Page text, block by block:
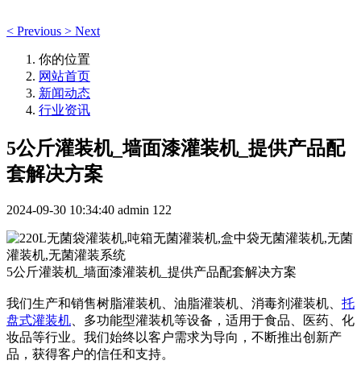
< Previous > Next
你的位置
网站首页
新闻动态
行业资讯
5公斤灌装机_墙面漆灌装机_提供产品配
套解决方案
2024-09-30 10:34:40 admin 122
5公斤灌装机_墙面漆灌装机_提供产品配套解决方案
我们生产和销售树脂灌装机、油脂灌装机、消毒剂灌装机、 托
盘式灌装机 、多功能型灌装机等设备，适用于食品、医药、化
妆品等行业。我们始终以客户需求为导向，不断推出创新产
品，获得客户的信任和支持。